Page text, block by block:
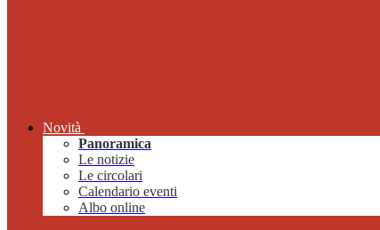
Novità
Panoramica
Le notizie
Le circolari
Calendario eventi
Albo online